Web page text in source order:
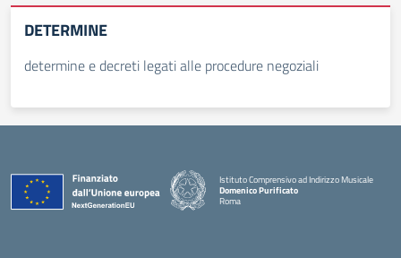
DETERMINE
determine e decreti legati alle procedure negoziali
Istituto Comprensivo ad Indirizzo Musicale
Domenico Purificato
Roma